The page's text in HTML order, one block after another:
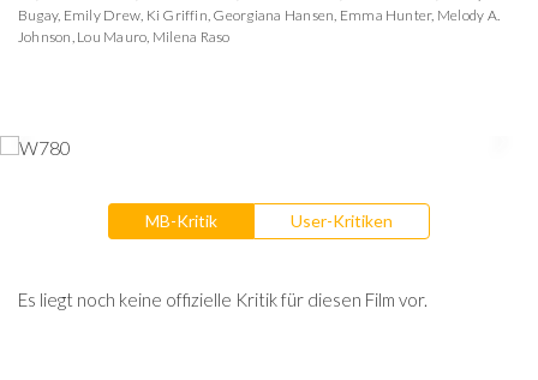
Bugay, Emily Drew, Ki Griffin, Georgiana Hansen, Emma Hunter, Melody A.
Johnson, Lou Mauro, Milena Raso
MB-Kritik User-Kritiken
Es liegt noch keine offizielle Kritik für diesen Film vor.